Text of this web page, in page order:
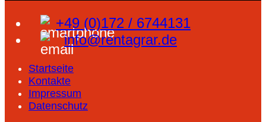
+49 (0)172 / 6744131
info@rentagrar.de
Startseite
Kontakte
Impressum
Datenschutz